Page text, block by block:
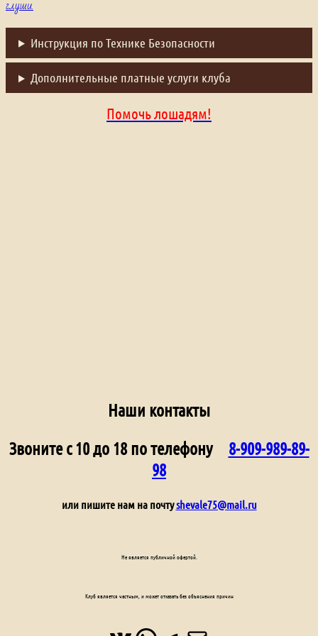
глуши.
Инструкция по Технике Безопасности
Дополнительные платные услуги клуба
Помочь лошадям!
Наши контакты
Звоните с 10 до 18 по телефону
8-909-989-89-
98
или пишите нам на почтуshevale75@mail.ru